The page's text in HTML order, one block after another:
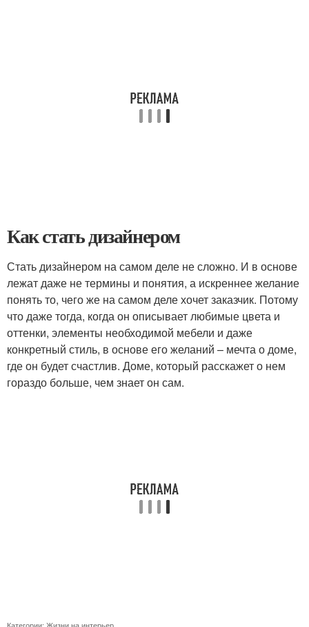
Как стать дизайнером
Стать дизайнером на самом деле не сложно. И в основе
лежат даже не термины и понятия, а искреннее желание
понять то, чего же на самом деле хочет заказчик. Потому
что даже тогда, когда он описывает любимые цвета и
оттенки, элементы необходимой мебели и даже
конкретный стиль, в основе его желаний – мечта о доме,
где он будет счастлив. Доме, который расскажет о нем
гораздо больше, чем знает он сам.